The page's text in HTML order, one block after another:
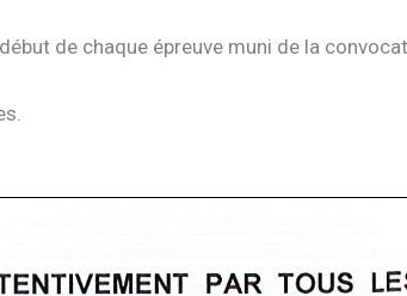
de chaque épreuve muni de la